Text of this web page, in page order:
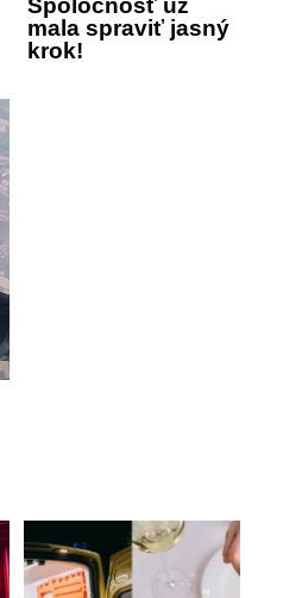
Spoločnosť už
mala spraviť jasný
krok!